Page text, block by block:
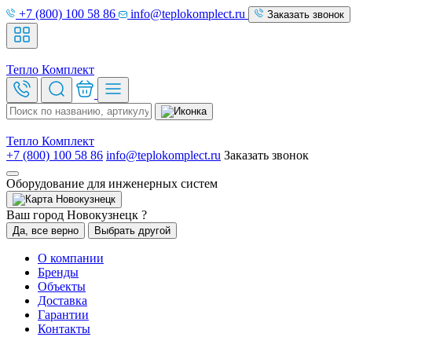
+7 (800) 100 58 86 info@teplokomplect.ru Заказать звонок
Тепло Комплект
Тепло Комплект
+7 (800) 100 58 86 info@teplokomplect.ru Заказать звонок
Оборудование для инженерных систем
Новокузнецк
Ваш город Новокузнецк ?
Да, все верно Выбрать другой
О компании
Бренды
Объекты
Доставка
Гарантии
Контакты